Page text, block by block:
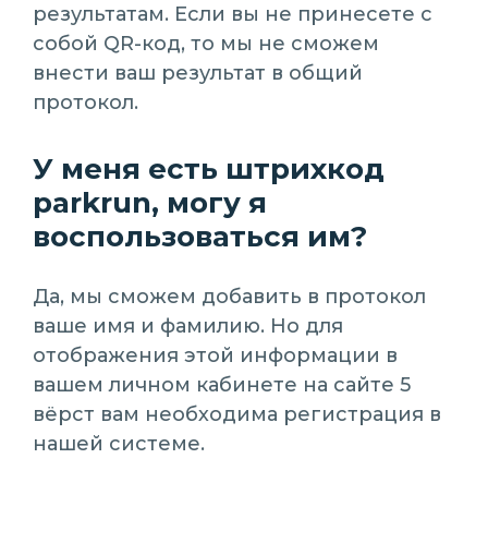
результатам. Если вы не принесете с
собой QR-код, то мы не сможем
внести ваш результат в общий
протокол.
У меня есть штрихкод
parkrun, могу я
воспользоваться им?
Да, мы сможем добавить в протокол
ваше имя и фамилию. Но для
отображения этой информации в
вашем личном кабинете на сайте 5
вёрст вам необходима регистрация в
нашей системе.